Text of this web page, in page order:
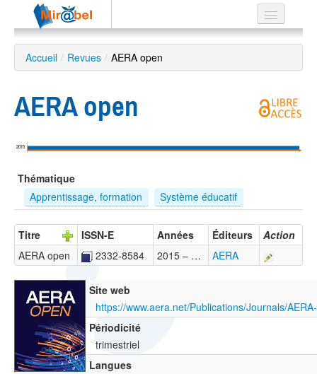
Le réseau
Soutien
Listes
Recherche
avancée
EN
ES
?
Accueil / Revues / AERA open
AERA open
2015
Thématique
Apprentissage, formation
Système éducatif
Titre ISSN-E Années Éditeurs
Action
AERA open
2332-8584 2015 – … AERA
Site web
https://www.aera.net/Publications/Journals/
Périodicité
trimestriel
Langues